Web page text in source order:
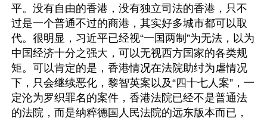
平。没有自由的香港，没有独立司法的香港，只不
过是一个普通不过的商港，其实好多城市都可以取
代。很明显，习近平已经视“一国两制”为无法，以为
中国经济十分之强大，可以无视西方国家的各类规
矩。可以肯定的是，香港情况在法院助纣为虐情况
下，只会继续恶化，黎智英案以及“四十七人案”，一
定沦为罗织罪名的案件，香港法院已经不是普通法
的法院，而是纳粹德国人民法院的远东版本而已，